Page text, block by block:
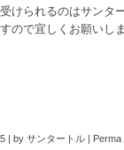
けられるのはサンタ
ので宜しくお願いしま
by サンタートル Perma